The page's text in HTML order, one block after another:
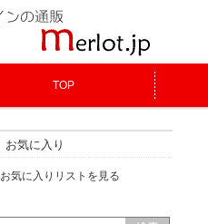
TOP
お気に入り
お気に入りリストを見る